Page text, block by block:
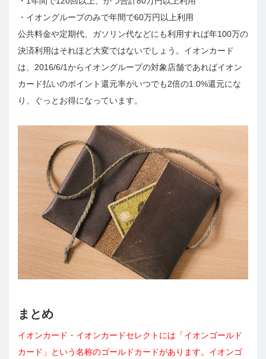
・イオングループのみで年間で60万円以上利用
公共料金や定期代、ガソリン代などにも利用すれば年100万の
決済利用はそれほど大変ではないでしょう。イオンカード
は、2016/6/1からイオングループの対象店舗であればイオン
カード払いのポイント還元率がいつでも2倍の1.0%還元にな
り、ぐっとお得になっています。
まとめ
イオンカード・イオンカードセレクトには「イオンゴールド
カード」という名称のゴールドカードがあります。イオンゴ